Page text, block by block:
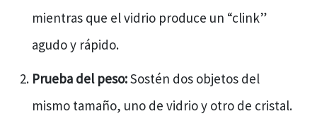
mientras que el vidrio produce un “clink”
agudo y rápido.
Prueba del peso:Sostén dos objetos del
mismo tamaño, uno de vidrio y otro de cristal.